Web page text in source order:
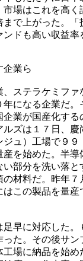
場はこれを高く
で上がった。「
ドも高い収益率
業ら
、ステラケミフ
になる企業だ。
企業が国産化す
ルズは１７日、
ジュ）工場で９
産を始めた。半
い部分を洗い落
材料だ。昨年７
はこの製品を量
足早に対応した
た。その後サン
工場に納品を始